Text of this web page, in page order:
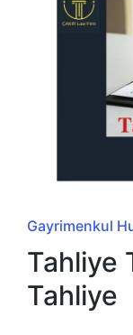
Posted
in
Gayrimenkul
Tahliye
Tahliye